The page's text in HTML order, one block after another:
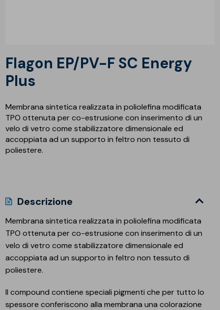
Flagon EP/PV-F SC Energy
Plus
Membrana sintetica realizzata in poliolefina modificata
TPO ottenuta per co-estrusione con inserimento di un
velo di vetro come stabilizzatore dimensionale ed
accoppiata ad un supporto in feltro non tessuto di
poliestere.
Descrizione
Membrana sintetica realizzata in poliolefina modificata
TPO ottenuta per co-estrusione con inserimento di un
velo di vetro come stabilizzatore dimensionale ed
accoppiata ad un supporto in feltro non tessuto di
poliestere.
Il compound contiene speciali pigmenti che per tutto lo
spessore conferiscono alla membrana una colorazione